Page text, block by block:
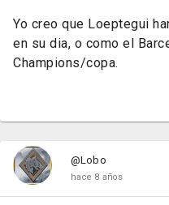
Yo creo que Loeptegui
en su dia, o como el
Champions/copa.
@Lobo
hace 8 años